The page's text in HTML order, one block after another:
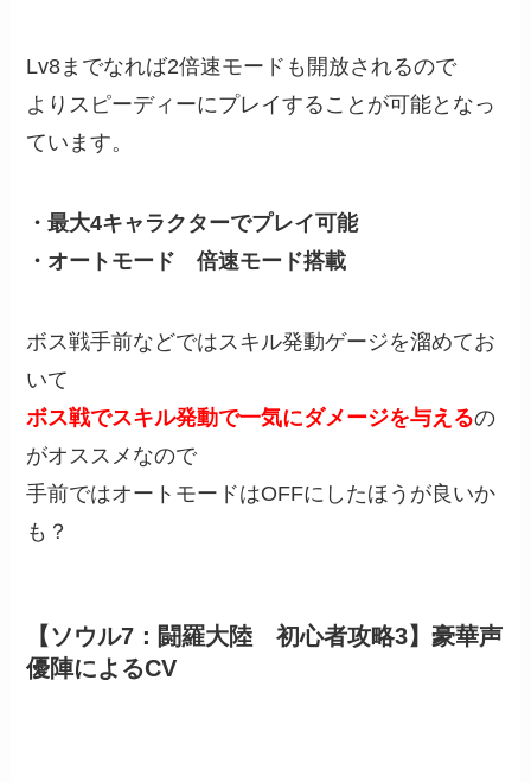
Lv8までなれば2倍速モードも開放されるので
よりスピーディーにプレイすることが可能となっ
ています。
・最大4キャラクターでプレイ可能
・オートモード 倍速モード搭載
ボス戦手前などではスキル発動ゲージを溜めてお
いて
ボス戦でスキル発動で一気にダメージを与えるの
がオススメなので
手前ではオートモードはOFFにしたほうが良いか
も？
【ソウル7：闘羅大陸 初心者攻略3】豪華声
優陣によるCV